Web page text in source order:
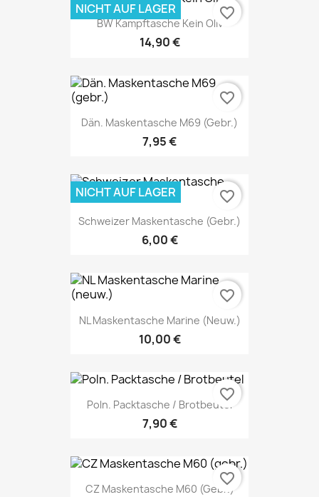
BW Kampftasche Kein Oliv
14,90 €
NICHT AUF LAGER favorite_border
Dän. Maskentasche M69 (gebr.)
7,95 €
favorite_border
Schweizer Maskentasche (gebr.)
6,00 €
NICHT AUF LAGER favorite_border
NL Maskentasche Marine (neuw.)
10,00 €
favorite_border
Poln. Packtasche / Brotbeutel
7,90 €
favorite_border
CZ Maskentasche M60 (gebr.)
favorite_border